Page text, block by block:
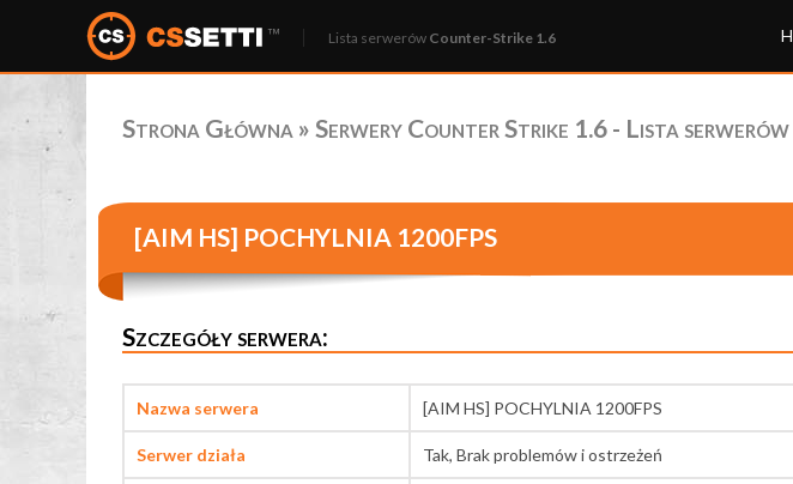
Lista serwerów Counter-Strike 1.6
Strona Główna » Serwery Counter Strike 1.6 - Lista serwerów
[AIM HS] POCHYLNIA 1200FPS
Szczegóły serwera:
Nazwa serwera [AIM HS] POCHYLNIA 1200FPS
Serwer działa Tak, Brak problemów i ostrzeżeń